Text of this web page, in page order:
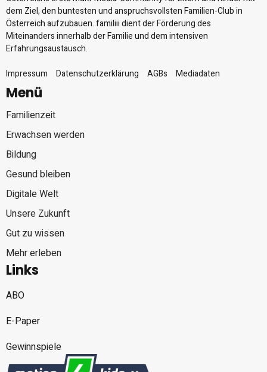
dem Ziel, den buntesten und anspruchsvollsten Familien-Club in
Österreich aufzubauen. familiii dient der Förderung des
Miteinanders innerhalb der Familie und dem intensiven
Erfahrungsaustausch.
Impressum
Datenschutzerklärung AGBs Mediadaten
Menü
Familienzeit
Erwachsen werden
Bildung
Gesund bleiben
Digitale Welt
Unsere Zukunft
Gut zu wissen
Mehr erleben
Links
ABO
E-Paper
Gewinnspiele